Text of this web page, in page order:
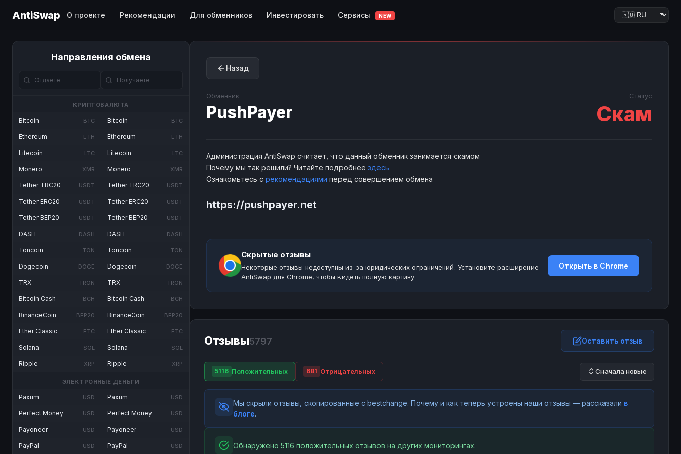
AntiSwap О проекте Рекомендации Для обменников Инвестировать Сервисы NEW
Направления обмена
КРИПТОВАЛЮТА
Bitcoin BTC
Ethereum ETH
Litecoin LTC
Monero XMR
Tether TRC20 USDT
Tether ERC20 USDT
Tether BEP20 USDT
DASH DASH
Toncoin TON
Dogecoin DOGE
TRX TRON
Bitcoin Cash BCH
BinanceCoin BEP20
Ether Classic ETC
Solana SOL
Ripple XRP
Bitcoin BTC
Ethereum ETH
Litecoin LTC
Monero XMR
Tether TRC20 USDT
Tether ERC20 USDT
Tether BEP20 USDT
DASH DASH
Toncoin TON
Dogecoin DOGE
TRX TRON
Bitcoin Cash BCH
BinanceCoin BEP20
Ether Classic ETC
Solana SOL
Ripple XRP
ЭЛЕКТРОННЫЕ ДЕНЬГИ
Paxum USD
Perfect Money USD
Payoneer USD
PayPal USD
Paxum USD
Perfect Money USD
Payoneer USD
PayPal USD
Назад
Обменник
PushPayer
Статус
Скам
Администрация AntiSwap считает, что данный обменник занимается скамом
Почему мы так решили? Читайте подробнее здесь
Ознакомьтесь с рекомендациями перед совершением обмена
https://pushpayer.net
Скрытые отзывы
Некоторые отзывы недоступны из-за юридических ограничений. Установите расширение
AntiSwap для Chrome, чтобы видеть полную картину.
Открыть в Chrome
Отзывы5797 Оставить отзыв
5116 Положительных 681 Отрицательных Сначала новые
Мы скрыли отзывы, скопированные с bestchange. Почему и как теперь устроены наши отзывы — рассказали в
блоге.
Обнаружено 5116 положительных отзывов на других мониторингах.